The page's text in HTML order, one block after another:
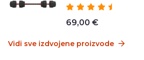
69,00 €
Vidi sve izdvojene proizvode